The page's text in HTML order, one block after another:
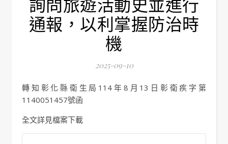
通報，以利掌握防治時
機
2025-09-10
轉知彰化縣衛生局114年8月13日彰衛疾字第
1140051457號函
全文詳見檔案下載